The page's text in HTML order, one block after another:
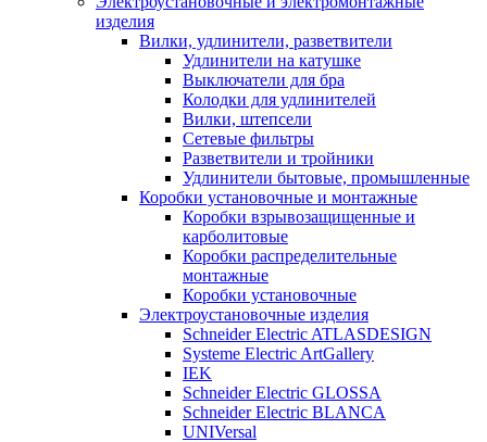
изделия
Вилки, удлинители, разветвители
Удлинители на катушке
Выключатели для бра
Колодки для удлинителей
Вилки, штепсели
Сетевые фильтры
Разветвители и тройники
Удлинители бытовые, промышленные
Коробки установочные и монтажные
Коробки взрывозащищенные и
карболитовые
Коробки распределительные
монтажные
Коробки установочные
Электроустановочные изделия
Schneider Electric ATLASDESIGN
Systeme Electric ArtGallery
IEK
Schneider Electric GLOSSA
Schneider Electric BLANCA
UNIVersal